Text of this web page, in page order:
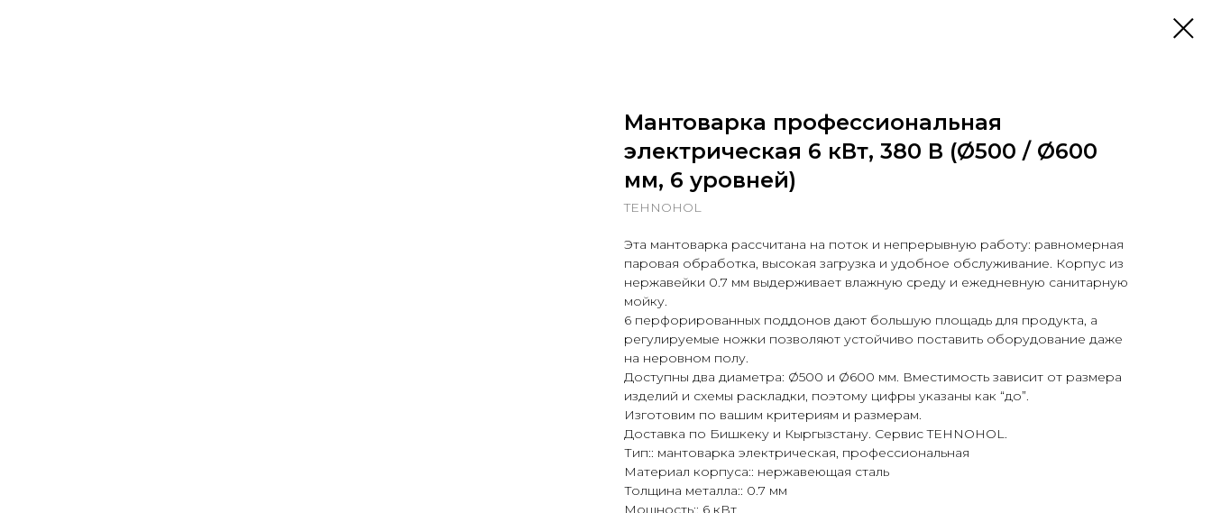
Мантоварка профессиональная
электрическая 6 кВт, 380 В (Ø500 / Ø600
мм, 6 уровней)
TEHNOHOL
Эта мантоварка рассчитана на поток и непрерывную работу: равномерная
паровая обработка, высокая загрузка и удобное обслуживание. Корпус из
нержавейки 0.7 мм выдерживает влажную среду и ежедневную санитарную
мойку.
6 перфорированных поддонов дают большую площадь для продукта, а
регулируемые ножки позволяют устойчиво поставить оборудование даже
на неровном полу.
Доступны два диаметра: Ø500 и Ø600 мм. Вместимость зависит от размера
изделий и схемы раскладки, поэтому цифры указаны как “до”.
Изготовим по вашим критериям и размерам.
Доставка по Бишкеку и Кыргызстану. Сервис TEHNOHOL.
Тип:: мантоварка электрическая, профессиональная
Материал корпуса:: нержавеющая сталь
Толщина металла:: 0.7 мм
Мощность:: 6 кВт